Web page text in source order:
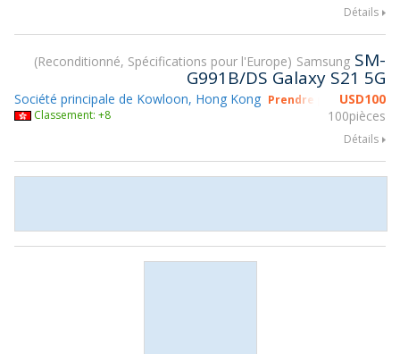
Détails
Reconditionné, Spécifications pour l'Europe Samsung SM-
G991B/DS Galaxy S21 5G
USD100
100pièces
Société principale de Kowloon, Hong Kong Prendre part à gsmX
Classement: +8
Détails